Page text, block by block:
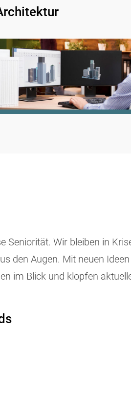
Seniorität. Wir bleiben in
den Augen. Mit neuen
im Blick und klopfen